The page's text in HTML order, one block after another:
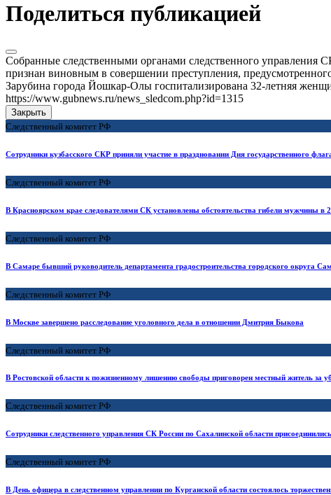
Поделиться публикацией
Собранные следственными органами следственного управления
признан виновным в совершении преступления,
Зарубина города Йошкар-Олы госпитализирована 32-летняя
https://www.gubnews.ru/news_sledcom.php?id=1315
Закрыть
Следственный комитет РФ
Сотрудники кузбасского СКР приняли участие в праздновании Дня государственного
Следственный комитет РФ
В Красноярском крае следователями СК установлены обстоятельства гибели мужчины в
Следственный комитет РФ
В Самаре бывший руководитель департамента градостроительства городского округа
Следственный комитет РФ
В Москве завершено расследование уголовного дела в отношении Дмитрия Быкова
Следственный комитет РФ
В Ростовской области к пожизненному лишению свободы приговорен местный житель за
Следственный комитет РФ
Сотрудники следственного управления СК России по Сахалинской области
Следственный комитет РФ
В День офицера в следственном управлении по Курганской области состоялось